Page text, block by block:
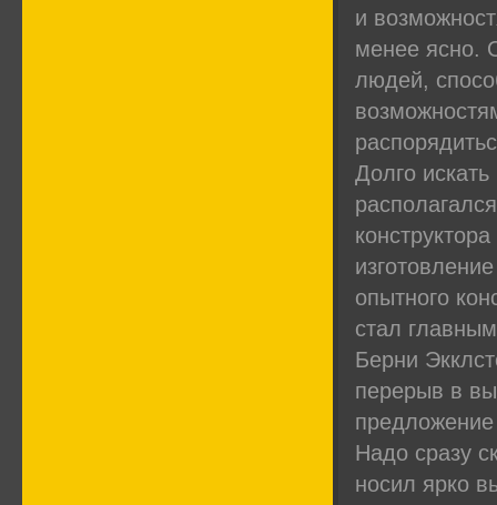
и
менее ясно.
людей,
Долго
опытного
стал
Берни
перерыв в
Надо сразу
носил ярко